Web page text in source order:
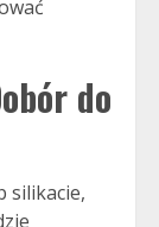
do
silikacie,